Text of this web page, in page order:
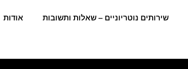
שירותים נוטריוניים – שאלות ותשובות אודות